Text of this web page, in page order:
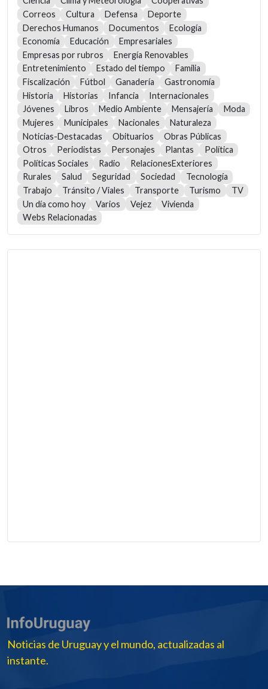
Correos
Cultura Defensa
Deporte
Derechos Humanos
Documentos
Ecología
Economía
Educación
Empresariales
Empresas por rubros
Energía Renovables
Entretenimiento
Estado del tiempo
Familia
Fiscalización
Fútbol Ganadería
Gastronomía
Historia
Historias Infancia
Internacionales
Jóvenes
Libros Medio Ambiente Mensajería
Moda
Mujeres
Municipales Nacionales
Naturaleza
Noticias-Destacadas
Obituarios
Obras Públicas
Otros
Periodistas Personajes Plantas
Política
Políticas Sociales
Radio
RelacionesExteriores
Rurales
Salud Seguridad Sociedad
Tecnología
Trabajo
Tránsito / Viales Transporte Turismo
TV
Un día como hoy
Varios Vejez
Vivienda
Webs Relacionadas
Noticias de Uruguay y el mundo, actualizadas al
instante.